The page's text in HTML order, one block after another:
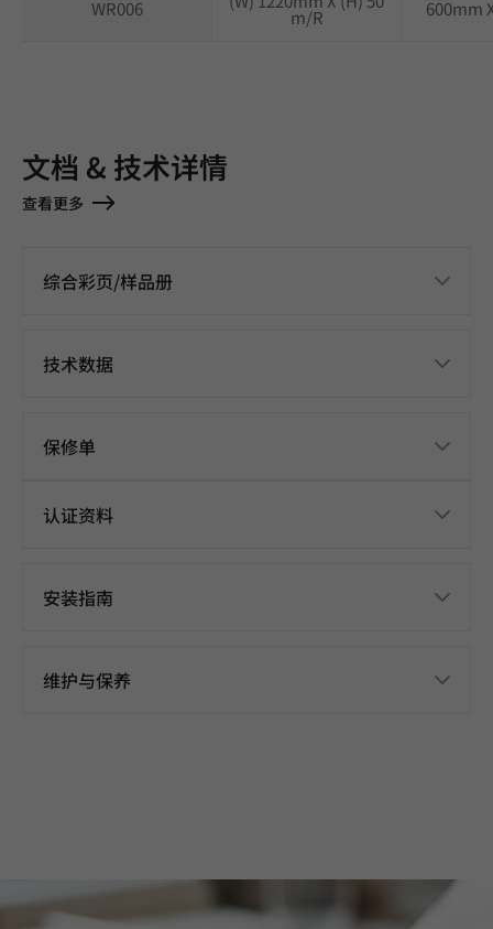
WR006 m/R 600mm
文档 & 技术详情
查看更多
综合彩页/样品册
技术数据
保修单
认证资料
安装指南
维护与保养